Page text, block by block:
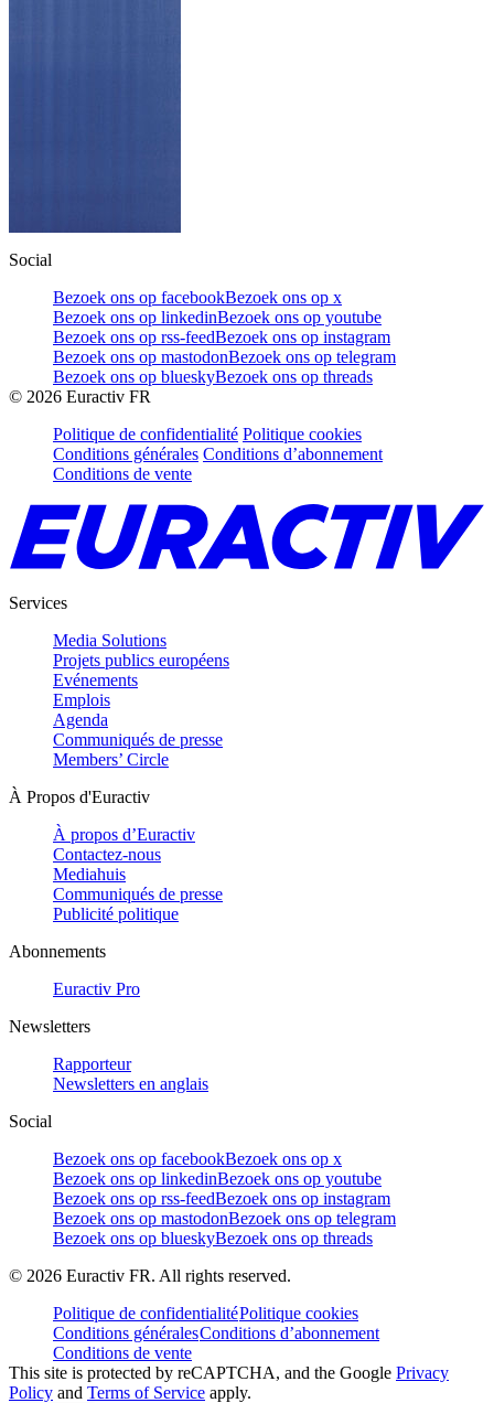
Social
Bezoek ons op facebookBezoek ons op x
Bezoek ons op linkedinBezoek ons op youtube
Bezoek ons op rss-feedBezoek ons op instagram
Bezoek ons op mastodonBezoek ons op telegram
Bezoek ons op blueskyBezoek ons op threads
© 2026 Euractiv FR
Politique de confidentialité Politique cookies
Conditions générales Conditions d’abonnement
Conditions de vente
Services
Media Solutions
Projets publics européens
Evénements
Emplois
Agenda
Communiqués de presse
Members’ Circle
À Propos d'Euractiv
À propos d’Euractiv
Contactez-nous
Mediahuis
Communiqués de presse
Publicité politique
Abonnements
Euractiv Pro
Newsletters
Rapporteur
Newsletters en anglais
Social
Bezoek ons op facebookBezoek ons op x
Bezoek ons op linkedinBezoek ons op youtube
Bezoek ons op rss-feedBezoek ons op instagram
Bezoek ons op mastodonBezoek ons op telegram
Bezoek ons op blueskyBezoek ons op threads
© 2026 Euractiv FR. All rights reserved.
Politique de confidentialitéPolitique cookies
Conditions généralesConditions d’abonnement
Conditions de vente
This site is protected by reCAPTCHA, and the Google Privacy
Policy and Terms of Service apply.